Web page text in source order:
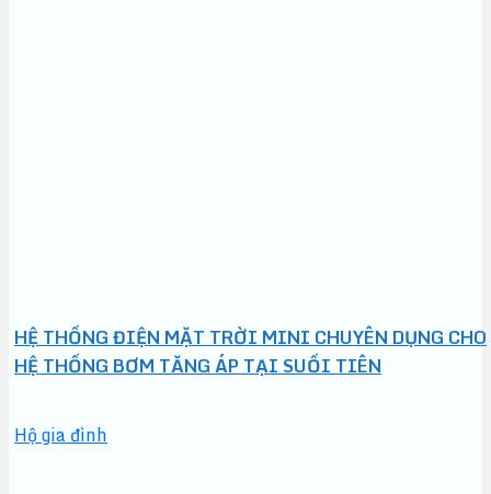
HỆ THỐNG ĐIỆN MẶT TRỜI MINI CHUYÊN DỤNG CHO
HỆ THỐNG BƠM TĂNG ÁP TẠI SUỐI TIÊN
Hộ gia đình